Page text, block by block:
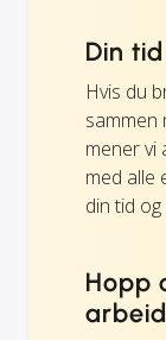
Din
Hvis du
sammen
mener vi
med alle
din tid
Hopp